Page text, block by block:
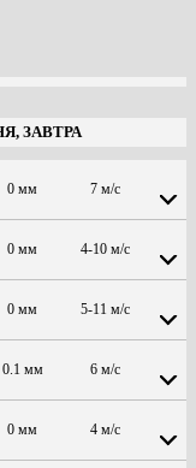
ЗАВТРА
0 мм 7 м/с
0 мм 4-10 м/с
0 мм 5-11 м/с
0.1 мм 6 м/с
0 мм 4 м/с